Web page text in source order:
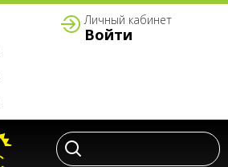
Личный кабинет
Войти